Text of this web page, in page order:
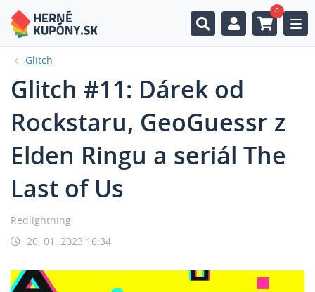
0
Glitch
Glitch #11: Dárek od
Rockstaru, GeoGuessr z
Elden Ringu a seriál The
Last of Us
Redlightning
20. 01. 2023 16:34